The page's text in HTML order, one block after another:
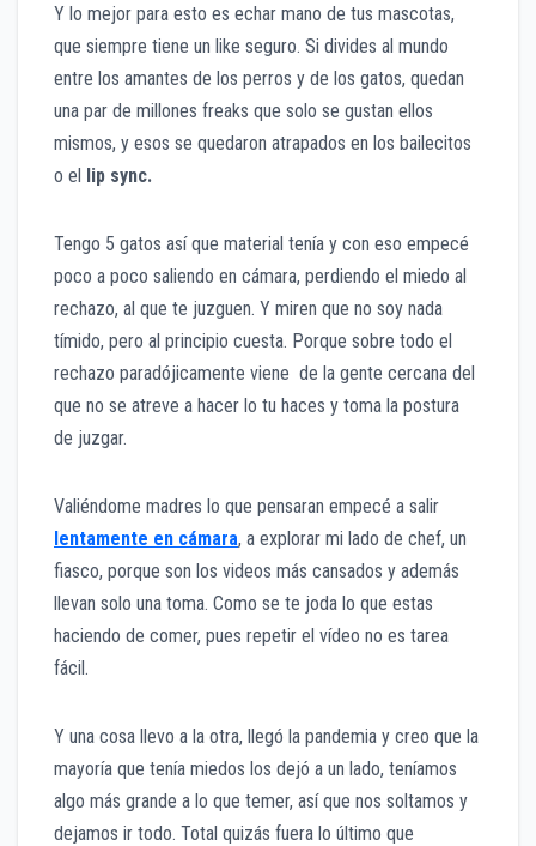
Y lo mejor para esto es echar mano de tus mascotas,
que siempre tiene un like seguro. Si divides al mundo
entre los amantes de los perros y de los gatos, quedan
una par de millones freaks que solo se gustan ellos
mismos, y esos se quedaron atrapados en los bailecitos
o el lip sync.
Tengo 5 gatos así que material tenía y con eso empecé
poco a poco saliendo en cámara, perdiendo el miedo al
rechazo, al que te juzguen. Y miren que no soy nada
tímido, pero al principio cuesta. Porque sobre todo el
rechazo paradójicamente viene de la gente cercana del
que no se atreve a hacer lo tu haces y toma la postura
de juzgar.
Valiéndome madres lo que pensaran empecé a salir
lentamente en cámara, a explorar mi lado de chef, un
fiasco, porque son los videos más cansados y además
llevan solo una toma. Como se te joda lo que estas
haciendo de comer, pues repetir el vídeo no es tarea
fácil.
Y una cosa llevo a la otra, llegó la pandemia y creo que la
mayoría que tenía miedos los dejó a un lado, teníamos
algo más grande a lo que temer, así que nos soltamos y
dejamos ir todo. Total quizás fuera lo último que